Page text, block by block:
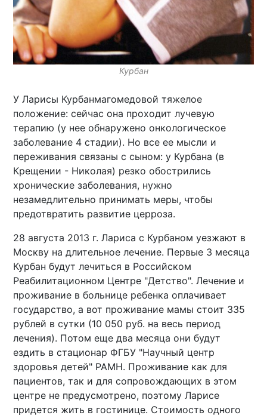
Курбан
У Ларисы Курбанмагомедовой тяжелое
положение: сейчас она проходит лучевую
терапию (у нее обнаружено онкологическое
заболевание 4 стадии). Но все ее мысли и
переживания связаны с сыном: у Курбана (в
Крещении - Николая) резко обострились
хронические заболевания, нужно
незамедлительно принимать меры, чтобы
предотвратить развитие церроза.
28 августа 2013 г. Лариса с Курбаном уезжают в
Москву на длительное лечение. Первые 3 месяца
Курбан будут лечиться в Российском
Реабилитационном Центре "Детство". Лечение и
проживание в больнице ребенка оплачивает
государство, а вот проживание мамы стоит 335
рублей в сутки (10 050 руб. на весь период
лечения). Потом еще два месяца они будут
ездить в стационар ФГБУ "Научный центр
здоровья детей" РАМН. Проживание как для
пациентов, так и для сопровождающих в этом
центре не предусмотрено, поэтому Ларисе
придется жить в гостинице. Стоимость одного